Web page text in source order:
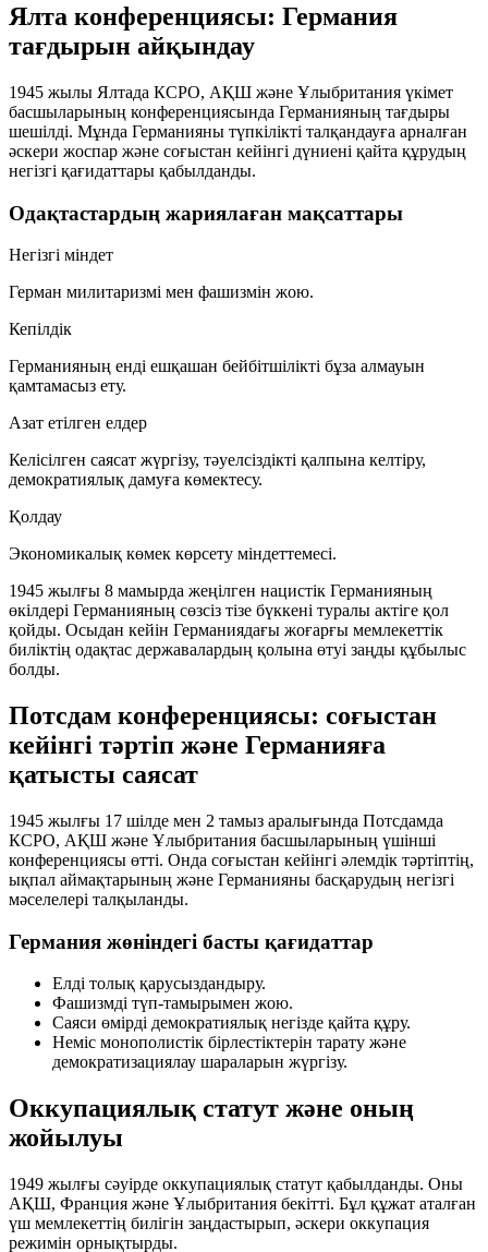
Ялта конференциясы: Германия
тағдырын айқындау
1945 жылы Ялтада КСРО, АҚШ және Ұлыбритания үкімет
басшыларының конференциясында Германияның тағдыры
шешілді. Мұнда Германияны түпкілікті талқандауға арналған
әскери жоспар және соғыстан кейінгі дүниені қайта құрудың
негізгі қағидаттары қабылданды.
Одақтастардың жариялаған мақсаттары
Негізгі міндет
Герман милитаризмі мен фашизмін жою.
Кепілдік
Германияның енді ешқашан бейбітшілікті бұза алмауын
қамтамасыз ету.
Азат етілген елдер
Келісілген саясат жүргізу, тәуелсіздікті қалпына келтіру,
демократиялық дамуға көмектесу.
Қолдау
Экономикалық көмек көрсету міндеттемесі.
1945 жылғы 8 мамырда жеңілген нацистік Германияның
өкілдері Германияның сөзсіз тізе бүккені туралы актіге қол
қойды. Осыдан кейін Германиядағы жоғарғы мемлекеттік
биліктің одақтас державалардың қолына өтуі заңды құбылыс
болды.
Потсдам конференциясы: соғыстан
кейінгі тәртіп және Германияға
қатысты саясат
1945 жылғы 17 шілде мен 2 тамыз аралығында Потсдамда
КСРО, АҚШ және Ұлыбритания басшыларының үшінші
конференциясы өтті. Онда соғыстан кейінгі әлемдік тәртіптің,
ықпал аймақтарының және Германияны басқарудың негізгі
мәселелері талқыланды.
Германия жөніндегі басты қағидаттар
Елді толық қарусыздандыру.
Фашизмді түп-тамырымен жою.
Саяси өмірді демократиялық негізде қайта құру.
Неміс монополистік бірлестіктерін тарату және
демократизациялау шараларын жүргізу.
Оккупациялық статут және оның
жойылуы
1949 жылғы сәуірде оккупациялық статут қабылданды. Оны
АҚШ, Франция және Ұлыбритания бекітті. Бұл құжат аталған
үш мемлекеттің билігін заңдастырып, әскери оккупация
режимін орнықтырды.